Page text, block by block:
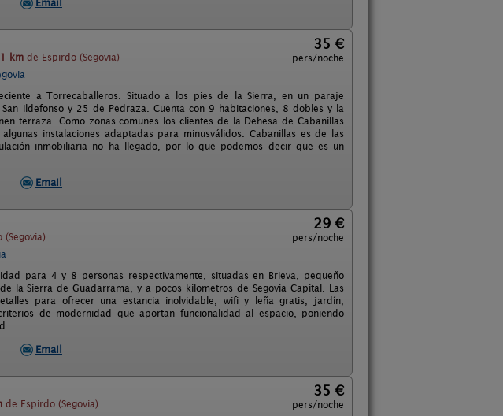
Email
km de Espirdo (Segovia)
35 €
pers/noche
a Torrecaballeros. Situado a los pies de la Sierra, en un paraje
Ildefonso y 25 de Pedraza. Cuenta con 9 habitaciones, 8 dobles y la
terraza. Como zonas comunes los clientes de la Dehesa de Cabanillas
instalaciones adaptadas para minusválidos. Cabanillas es de las
inmobiliaria no ha llegado, por lo que podemos decir que es un
Email
(Segovia)
29 €
pers/noche
para 4 y 8 personas respectivamente, situadas en Brieva, pequeño
la Sierra de Guadarrama, y a pocos kilometros de Segovia Capital. Las
para ofrecer una estancia inolvidable, wifi y leña gratis, jardín,
de modernidad que aportan funcionalidad al espacio, poniendo
Email
de Espirdo (Segovia)
35 €
pers/noche